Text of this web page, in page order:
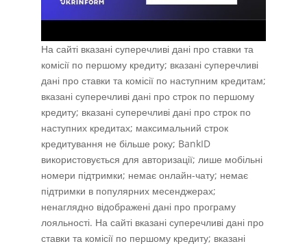
На сайті вказані суперечливі дані про ставки та
комісії по першому кредиту; вказані суперечливі
дані про ставки та комісії по наступним кредитам;
вказані суперечливі дані про строк по першому
кредиту; вказані суперечливі дані про строк по
наступних кредитах; максимальний строк
кредитування не більше року; BankID
використовується для авторизації; лише мобільні
номери підтримки; немає онлайн-чату; немає
підтримки в популярних месенджерах;
ненаглядно відображені дані про програму
лояльності. На сайті вказані суперечливі дані про
ставки та комісії по першому кредиту; вказані